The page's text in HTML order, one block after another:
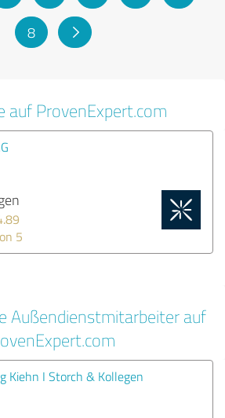
8
auf ProvenExpert.com
5
Außendienstmitarbeiter auf
Kiehn I Storch & Kollegen